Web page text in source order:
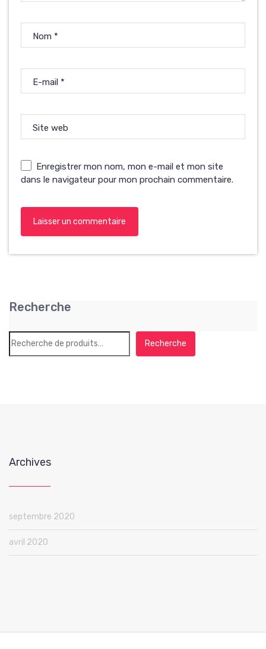
Nom *
E-mail *
Site web
Enregistrer mon nom, mon e-mail et mon site
dans le navigateur pour mon prochain commentaire.
Recherche
Recherche
Archives
septembre 2020
avril 2020